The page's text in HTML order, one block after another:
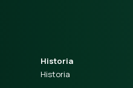
Historia
Historia